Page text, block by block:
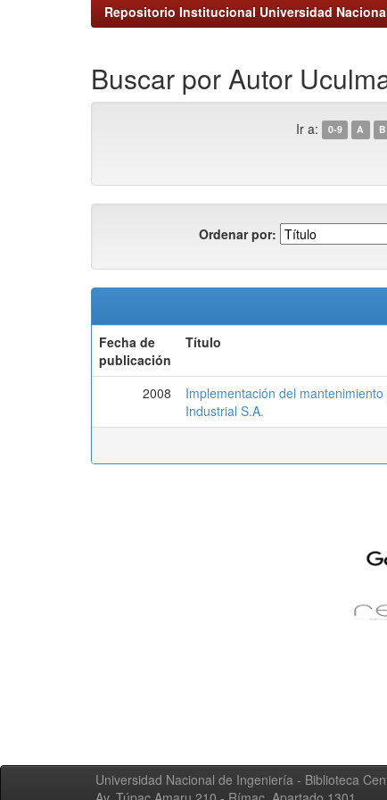
Repositorio Institucional Universidad
Buscar por Autor
Ir a: 0-9 A B
Ordenar por:
Fecha de
publicación
Título
2008
Implementación del
Industrial S.A.
Universidad Nacional de Ingeniería - Biblioteca